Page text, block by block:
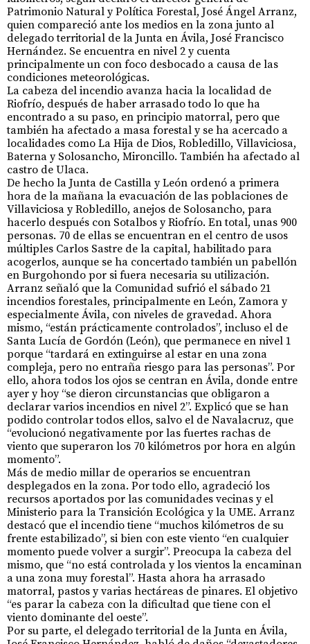
Patrimonio Natural y Política Forestal, José Ángel Arranz,
quien compareció ante los medios en la zona junto al
delegado territorial de la Junta en Ávila, José Francisco
Hernández. Se encuentra en nivel 2 y cuenta
principalmente un con foco desbocado a causa de las
condiciones meteorológicas.
La cabeza del incendio avanza hacia la localidad de
Riofrío, después de haber arrasado todo lo que ha
encontrado a su paso, en principio matorral, pero que
también ha afectado a masa forestal y se ha acercado a
localidades como La Hija de Dios, Robledillo, Villaviciosa,
Baterna y Solosancho, Mironcillo. También ha afectado al
castro de Ulaca.
De hecho la Junta de Castilla y León ordenó a primera
hora de la mañana la evacuación de las poblaciones de
Villaviciosa y Robledillo, anejos de Solosancho, para
hacerlo después con Sotalbos y Riofrío. En total, unas 900
personas. 70 de ellas se encuentran en el centro de usos
múltiples Carlos Sastre de la capital, habilitado para
acogerlos, aunque se ha concertado también un pabellón
en Burgohondo por si fuera necesaria su utilización.
Arranz señaló que la Comunidad sufrió el sábado 21
incendios forestales, principalmente en León, Zamora y
especialmente Ávila, con niveles de gravedad. Ahora
mismo, “están prácticamente controlados”, incluso el de
Santa Lucía de Gordón (León), que permanece en nivel 1
porque “tardará en extinguirse al estar en una zona
compleja, pero no entraña riesgo para las personas”. Por
ello, ahora todos los ojos se centran en Ávila, donde entre
ayer y hoy “se dieron circunstancias que obligaron a
declarar varios incendios en nivel 2”. Explicó que se han
podido controlar todos ellos, salvo el de Navalacruz, que
“evolucionó negativamente por las fuertes rachas de
viento que superaron los 70 kilómetros por hora en algún
momento”.
Más de medio millar de operarios se encuentran
desplegados en la zona. Por todo ello, agradeció los
recursos aportados por las comunidades vecinas y el
Ministerio para la Transición Ecológica y la UME. Arranz
destacó que el incendio tiene “muchos kilómetros de su
frente estabilizado”, si bien con este viento “en cualquier
momento puede volver a surgir”. Preocupa la cabeza del
mismo, que “no está controlada y los vientos la encaminan
a una zona muy forestal”. Hasta ahora ha arrasado
matorral, pastos y varias hectáreas de pinares. El objetivo
“es parar la cabeza con la dificultad que tiene con el
viento dominante del oeste”.
Por su parte, el delegado territorial de la Junta en Ávila,